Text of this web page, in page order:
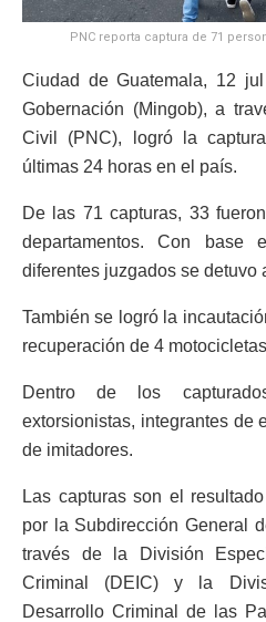
PNC reporta captura de 71
Ciudad de Guatemala, 12
Gobernación (Mingob), a
Civil (PNC), logró la
últimas 24 horas en el país.
De las 71 capturas, 33
departamentos. Con base
diferentes juzgados se detuvo
También se logró la
recuperación de 4
Dentro de los
extorsionistas, integrantes de
de imitadores.
Las capturas son el
por la Subdirección General
través de la División
Criminal (DEIC) y la
Desarrollo Criminal de las